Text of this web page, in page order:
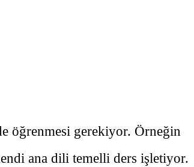
öğrenmesi gerekiyor. Örneğin
ana dili temelli ders işletiyor.